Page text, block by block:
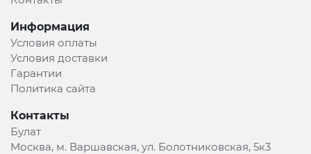
Информация
Условия оплаты
Условия доставки
Гарантии
Политика сайта
Контакты
Булат
Москва, м. Варшавская, ул. Болотниковская, 5к3